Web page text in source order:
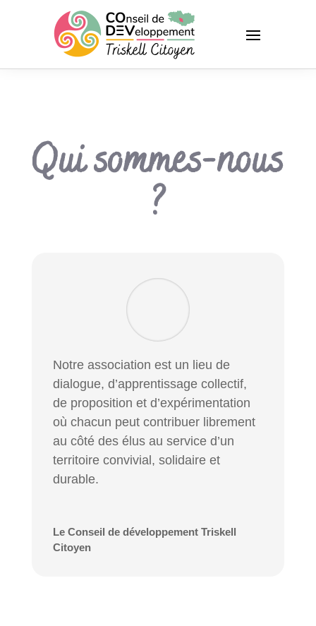
Qui sommes-nous
?
Notre association est un lieu de
dialogue, d’apprentissage collectif,
de proposition et d’expérimentation
où chacun peut contribuer librement
au côté des élus au service d’un
territoire convivial, solidaire et
durable.
Le Conseil de développement Triskell
Citoyen